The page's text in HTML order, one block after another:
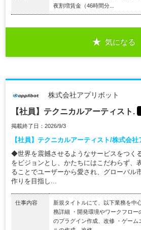
夜割増賃金（46時間分...
気になる
株式会社アプリボット
【社員】テクニカルアーティスト.
掲載終了日：2026/9/3
【社員】テクニカルアーティスト/株式会社
◆世界を震撼させるようなサービスをつく
をビジョンとし、かたちにはこだわらず、
ることでユーザーから愛され、グローバル
作りを目指し...
仕事内容
新規タイトルにて、以下業務を中
務詳細 ・開発環境やワークフロー
のプラグイン作成、改修 ・ゲーム